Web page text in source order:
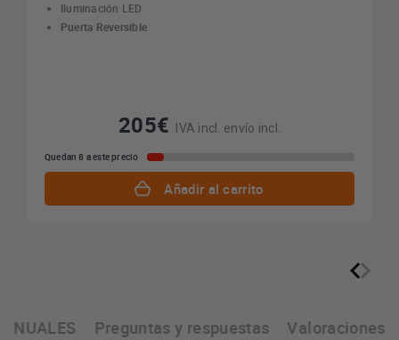
Iluminación LED
Puerta Reversible
205€ IVA incl. envío incl.
Quedan 8 a este precio
Añadir al carrito
Preguntas y respuestas Valoraciones